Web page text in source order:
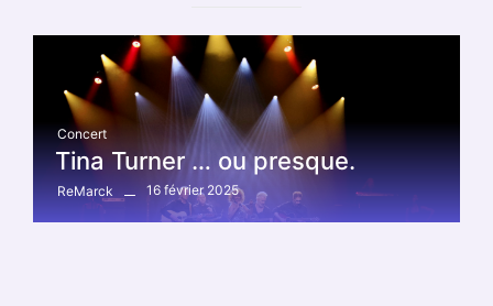
Concert
Tina Turner … ou presque.
ReMarck 16 février 2025